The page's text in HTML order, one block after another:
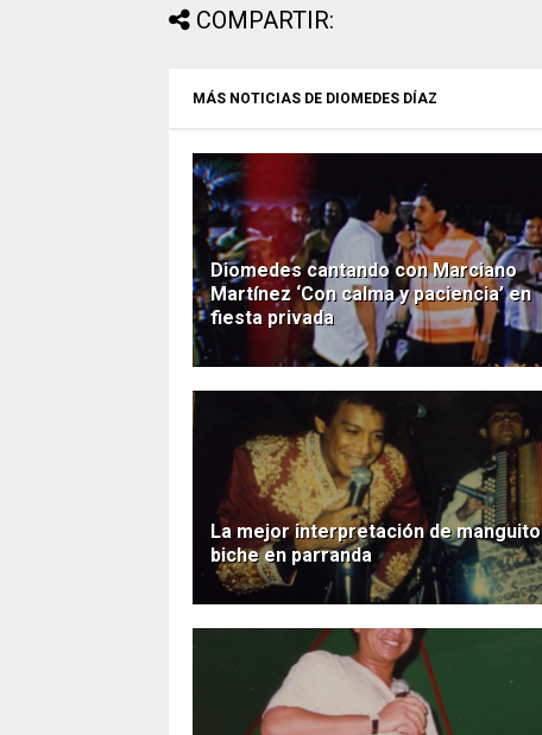
COMPARTIR:
MÁS NOTICIAS DE DIOMEDES DÍAZ
Diomedes cantando con Marciano
Martínez ‘Con calma y paciencia’ en
fiesta privada
La mejor interpretación de manguito
biche en parranda